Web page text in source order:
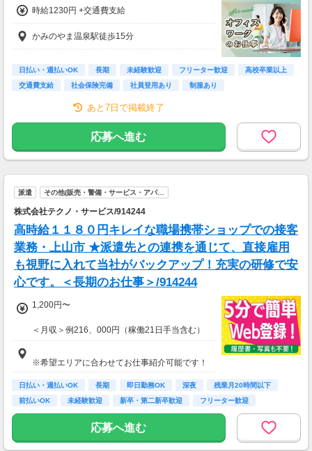
時給1230円 +交通費支給
かみのやま温泉駅徒歩15分
日払い・週払いOK 長期 未経験歓迎 フリーター歓迎
高校卒業以上
交通費支給
社会保険完備 社員登用あり 制服あり
あと7日で掲載終了
応募へ進む
派遣 その他(販売・警備・サービス・アパ…
株式会社テクノ・サービス/914244
高時給１１８０円キレイな職場携帯ショップでの接客
業務・上山市 ★派遣先との連携を通じて、直接雇用
も視野に入れて当社がバックアップ！充実の研修で安
心です。＜長期のお仕事＞/914244
1,200円〜
＜月収＞例216、000円（稼働21日手当含む）
交通費全額支給
※希望エリアに合わせてお仕事紹介可能です！
日払い・週払いOK 長期 即日勤務OK 深夜
残業月20時間以下
前払いOK
未経験歓迎 新卒・第二新卒歓迎 フリーター歓迎
応募へ進む